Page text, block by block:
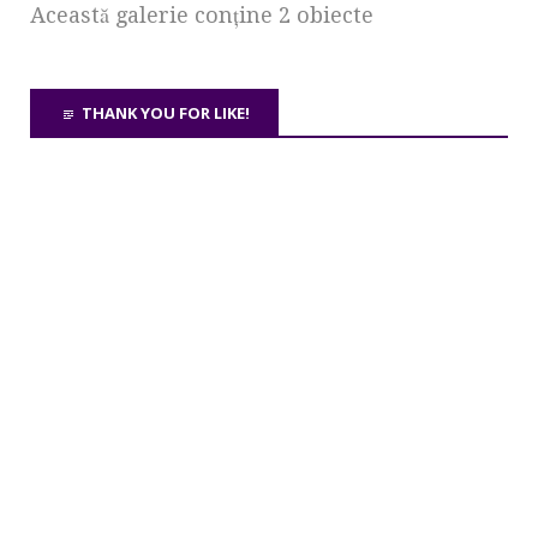
Această galerie conţine 2 obiecte
THANK YOU FOR LIKE!